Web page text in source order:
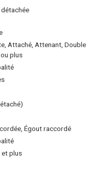
Attaché, Attenant, Double
plus
Égout raccordé
plus